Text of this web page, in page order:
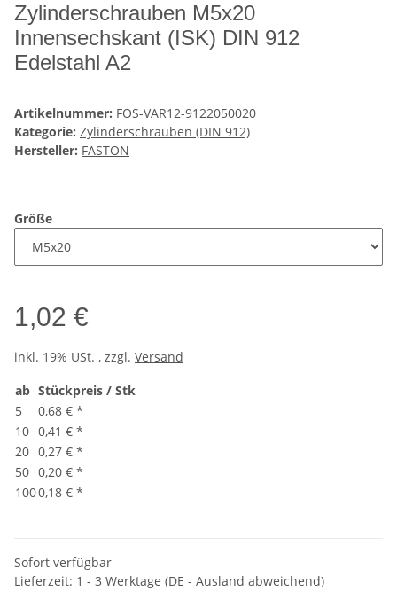
Zylinderschrauben M5x20
Innensechskant (ISK) DIN 912
Edelstahl A2
Artikelnummer: FOS-VAR12-9122050020
Kategorie: Zylinderschrauben (DIN 912)
Hersteller: FASTON
Größe
1,02 €
inkl. 19% USt. , zzgl. Versand
ab Stückpreis / Stk
5
0,68 € *
10 0,41 € *
20 0,27 € *
50 0,20 € *
1000,18 € *
Sofort verfügbar
Lieferzeit: 1 - 3 Werktage (DE - Ausland abweichend)